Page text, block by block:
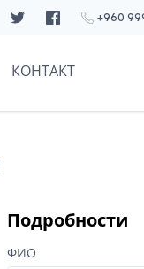
+960
КОНТАКТ
Подробности
ФИО